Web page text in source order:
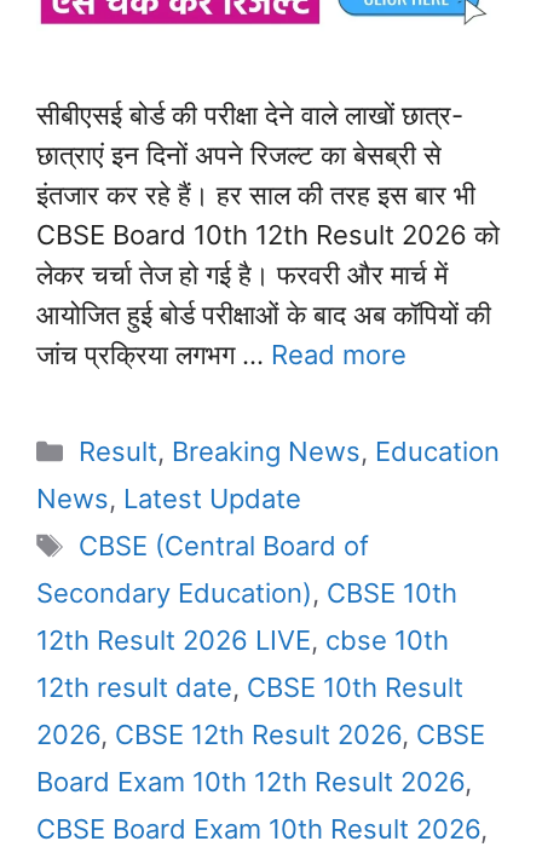
सीबीएसई बोर्ड की परीक्षा देने वाले लाखों छात्र-
छात्राएं इन दिनों अपने रिजल्ट का बेसब्री से
इंतजार कर रहे हैं। हर साल की तरह इस बार भी
CBSE Board 10th 12th Result 2026 को
लेकर चर्चा तेज हो गई है। फरवरी और मार्च में
आयोजित हुई बोर्ड परीक्षाओं के बाद अब कॉपियों की
जांच प्रक्रिया लगभग … Read more
Categories
Result, Breaking News, Education
News, Latest Update
Tags
CBSE (Central Board of
Secondary Education), CBSE 10th
12th Result 2026 LIVE, cbse 10th
12th result date, CBSE 10th Result
2026, CBSE 12th Result 2026, CBSE
Board Exam 10th 12th Result 2026,
CBSE Board Exam 10th Result 2026,